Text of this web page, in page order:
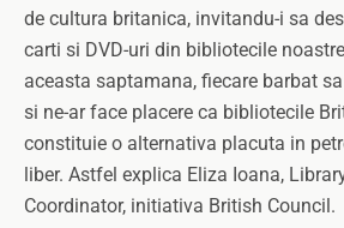
de cultura britanica, invitandu-i sa
carti si DVD-uri din bibliotecile
aceasta saptamana, fiecare barbat
si ne-ar face placere ca bibliotecile
constituie o alternativa placuta in
liber. Astfel explica Eliza Ioana,
Coordinator, initiativa British Council.